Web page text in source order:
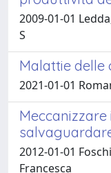
2009-01-01
S
Malattie delle
2021-01-01
2012-01-01
Francesca